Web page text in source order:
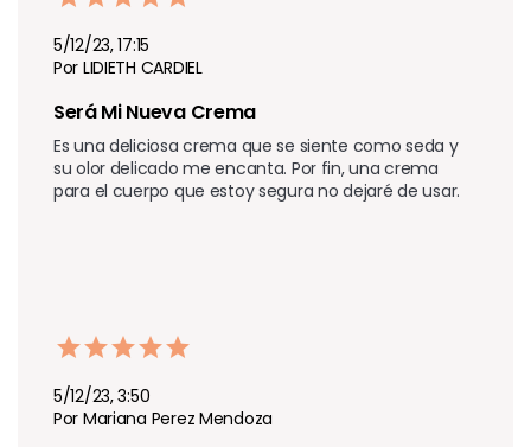
5/12/23, 17:15
Por LIDIETH CARDIEL
Será Mi Nueva Crema
Es una deliciosa crema que se siente como seda y
su olor delicado me encanta. Por fin, una crema
para el cuerpo que estoy segura no dejaré de usar.
5/12/23, 3:50
Por Mariana Perez Mendoza